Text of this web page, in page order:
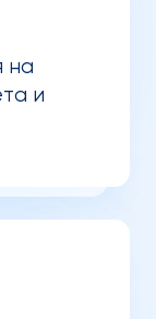
на
и